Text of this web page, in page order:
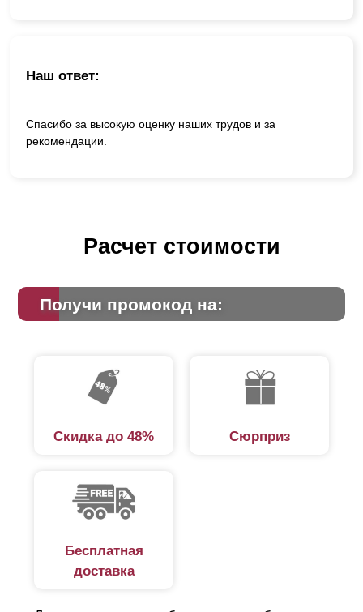
Наш ответ:
Спасибо за высокую оценку наших трудов и за
рекомендации.
Расчет стоимости
Получи промокод на:
Скидка до 48% Сюрприз
Бесплатная
доставка